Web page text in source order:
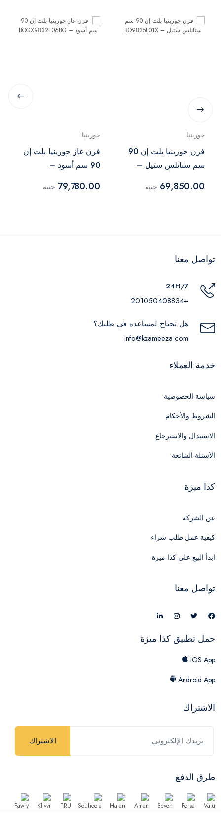
جورينيا
فرن جورينيا بلت إن 90
سم ستانلس ستيل –
69,850.00 جنيه
جورينيا
فرن غاز جورينيا بلت إن
90 سم أسود –
79,780.00 جنيه
تواصل معنا
24H/7
+201050408834
هل تحتاج لمساعده في طلبك؟
info@kzameeza.com
خدمة العملاء
سياسة الخصوصية
الشروط والأحكام
الاستبدال والاسترجاع
الأسئلة الشائعة
كذا ميزة
عن الشركة
كيفية عمل طلب شراء
ابدأ البيع علي كذا ميزة
تواصل معنا
حمل تطبيق كذا ميزة
iOS App
Android App
الاشتراك
الاشتراك
طرق الدفع